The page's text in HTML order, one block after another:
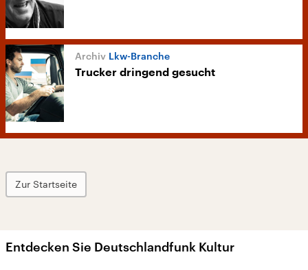
Lkw-Branche
Trucker dringend gesucht
Zur Startseite
Entdecken Sie Deutschlandfunk Kultur